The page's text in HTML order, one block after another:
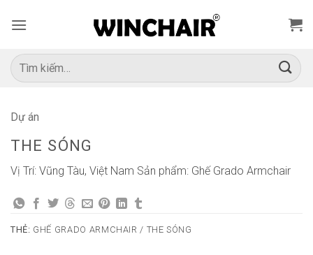
qua
dung
Tìm
kiếm:
Dự án
THE SÓNG
Vị Trí: Vũng Tàu, Việt Nam Sản phẩm: Ghế Grado Armchair
THẺ: GHẾ GRADO ARMCHAIR / THE SÓNG